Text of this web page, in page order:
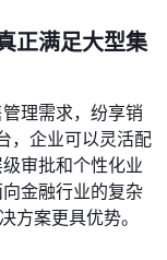
正满足大型集
理需求，纷享销
，企业可以灵活配
审批和个性化业
金融行业的复杂
方案更具优势。